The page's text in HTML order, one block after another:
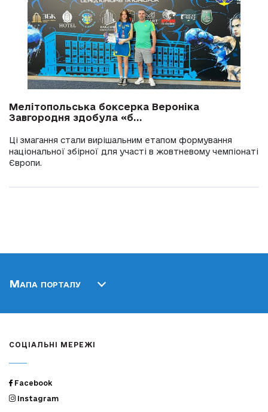
Мелітопольська боксерка Вероніка
Завгородня здобула «б...
Ці змагання стали вирішальним етапом формування
національної збірної для участі в жовтневому чемпіонаті
Європи.
Мапа порталу
СОЦІАЛЬНІ МЕРЕЖІ
Facebook
Instagram